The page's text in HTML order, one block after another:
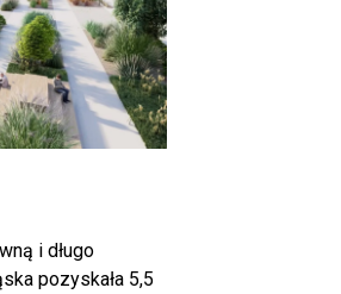
i długo
pozyskała 5,5